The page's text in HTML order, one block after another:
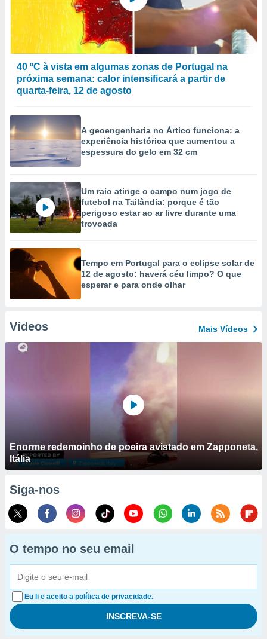
40 ºC à vista em algumas zonas de Portugal na
próxima semana: calor intensificará a partir de
quarta-feira, 12 de agosto
A geoengenharia no Ártico funciona: a
experiência histórica que aumentou a
espessura do gelo em 32 cm
Um raio atinge o campo num jogo de
futebol na Tailândia: porque é tão
perigoso estar ao ar livre durante uma
trovoada
Tempo em Portugal para o eclipse solar de
12 de agosto: haverá céu limpo? O que
esperar e para onde olhar
Vídeos Mais Vídeos
Enorme redemoinho de poeira avistado em Zapponeta,
Itália
Siga-nos
O tempo no seu email
Eu li e aceito a política de privacidade.